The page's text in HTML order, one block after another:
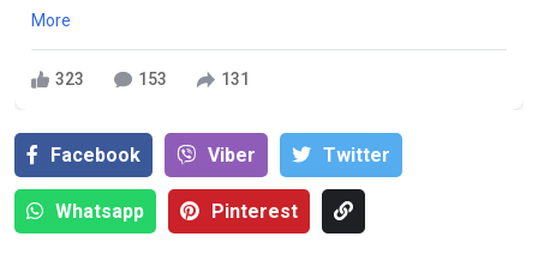
More
323 153 131
Facebook Viber Тwitter
Whatsapp Pinterest